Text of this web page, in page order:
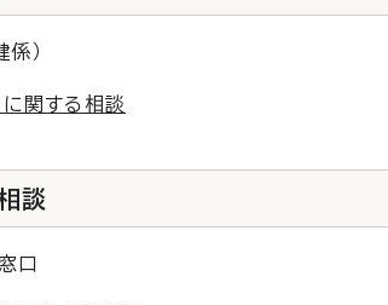
）
に関する相談
談
口